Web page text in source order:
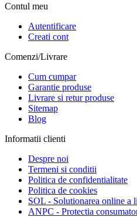
Contul meu
Autentificare
Creati cont
Comenzi/Livrare
Cum cumpar
Garantie produse
Livrare si retur produse
Sitemap
Blog
Informatii clienti
Despre noi
Termeni si conditii
Politica de confidentialitate
Politica de cookies
SOL - Solutionarea online a
ANPC - Protectia